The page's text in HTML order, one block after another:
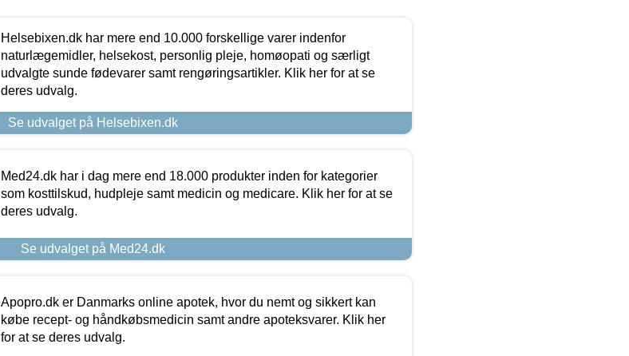
Helsebixen.dk har mere end 10.000 forskellige varer indenfor
naturlægemidler, helsekost, personlig pleje, homøopati og særligt
udvalgte sunde fødevarer samt rengøringsartikler. Klik her for at se
deres udvalg.
Se udvalget på Helsebixen.dk
Med24.dk har i dag mere end 18.000 produkter inden for kategorier
som kosttilskud, hudpleje samt medicin og medicare. Klik her for at se
deres udvalg.
Se udvalget på Med24.dk
Apopro.dk er Danmarks online apotek, hvor du nemt og sikkert kan
købe recept- og håndkøbsmedicin samt andre apoteksvarer. Klik her
for at se deres udvalg.